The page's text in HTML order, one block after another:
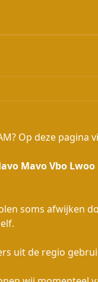
Op deze pagina
Mavo Vbo Lwoo
soms afwijken
uit de regio